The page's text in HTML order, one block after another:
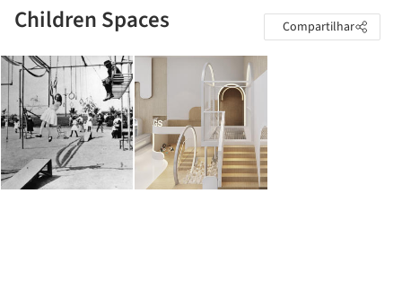
Children Spaces Compartilhar